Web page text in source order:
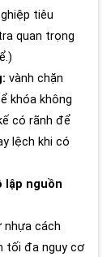
tiêu
quan trọng
vành chặn
khóa không
có rãnh để
lệch khi có
lập nguồn
cách
tối đa nguy cơ